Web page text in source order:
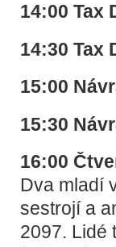
14:00 Tax
14:30 Tax
15:00
15:30
16:00
Dva mladí
sestrojí a
2097. Lidé